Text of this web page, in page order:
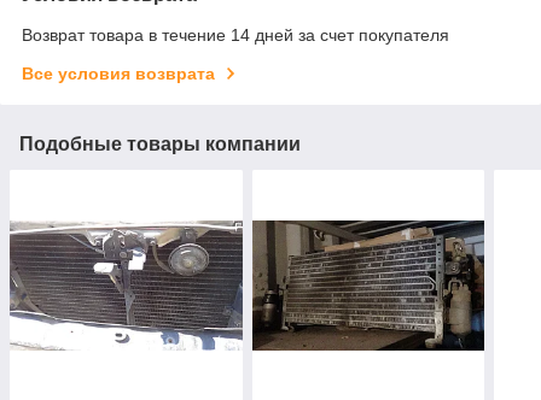
Возврат товара в течение 14 дней за счет покупателя
Все условия возврата
Подобные товары компании